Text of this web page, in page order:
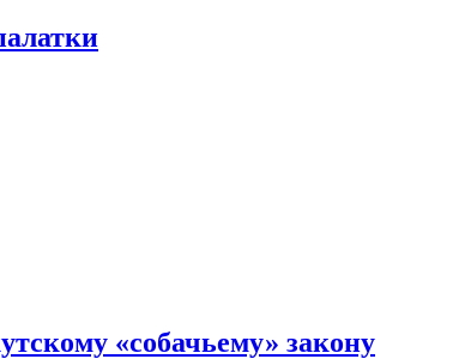
«собачьему» закону